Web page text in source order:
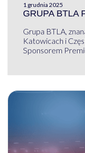
1 grudnia 2025
GRUPA BTLA
Grupa BTLA,
Katowicach i
Sponsorem